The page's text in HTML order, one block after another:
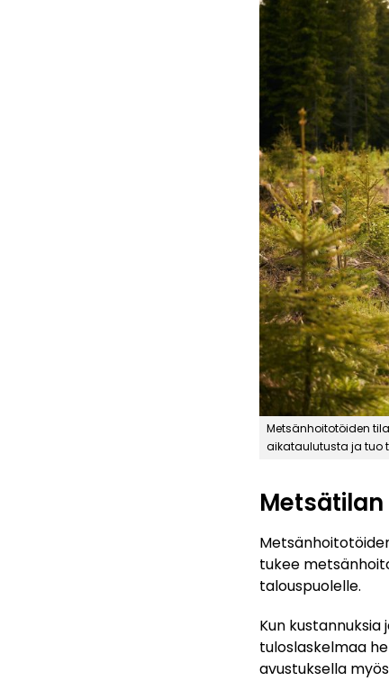
Metsänhoitotöiden
aikataulutusta ja tuo
tukee
talouspuolelle.
Kun
tuloslaskelmaa
avustuksella